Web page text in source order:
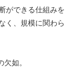
ができる仕組みを
く、規模に関わら
如。